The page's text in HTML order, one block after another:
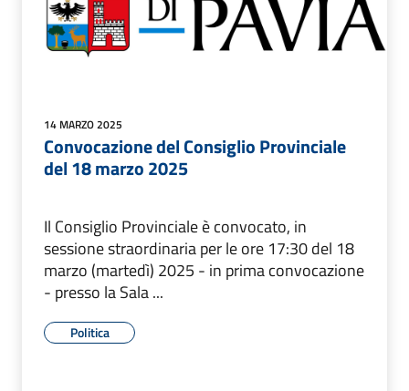
14 MARZO 2025
Convocazione del Consiglio Provinciale
del 18 marzo 2025
Il Consiglio Provinciale è convocato, in
sessione straordinaria per le ore 17:30 del 18
marzo (martedì) 2025 - in prima convocazione
- presso la Sala ...
Politica